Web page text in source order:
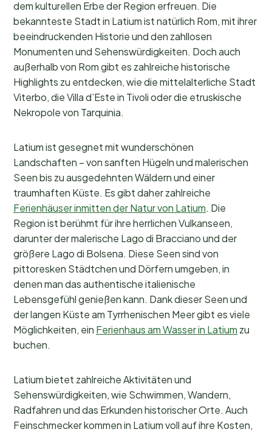
dem kulturellen Erbe der Region erfreuen. Die
bekannteste Stadt in Latium ist natürlich Rom, mit ihrer
beeindruckenden Historie und den zahllosen
Monumenten und Sehenswürdigkeiten. Doch auch
außerhalb von Rom gibt es zahlreiche historische
Highlights zu entdecken, wie die mittelalterliche Stadt
Viterbo, die Villa d’Este in Tivoli oder die etruskische
Nekropole von Tarquinia.
Latium ist gesegnet mit wunderschönen
Landschaften – von sanften Hügeln und malerischen
Seen bis zu ausgedehnten Wäldern und einer
traumhaften Küste. Es gibt daher zahlreiche
Ferienhäuser inmitten der Natur von Latium. Die
Region ist berühmt für ihre herrlichen Vulkanseen,
darunter der malerische Lago di Bracciano und der
größere Lago di Bolsena. Diese Seen sind von
pittoresken Städtchen und Dörfern umgeben, in
denen man das authentische italienische
Lebensgefühl genießen kann. Dank dieser Seen und
der langen Küste am Tyrrhenischen Meer gibt es viele
Möglichkeiten, ein Ferienhaus am Wasser in Latium zu
buchen.
Latium bietet zahlreiche Aktivitäten und
Sehenswürdigkeiten, wie Schwimmen, Wandern,
Radfahren und das Erkunden historischer Orte. Auch
Feinschmecker kommen in Latium voll auf ihre Kosten,